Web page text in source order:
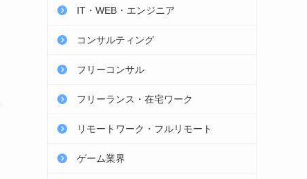
IT・WEB・エンジニア
コンサルティング
フリーコンサル
フリーランス・在宅ワーク
リモートワーク・フルリモート
ゲーム業界